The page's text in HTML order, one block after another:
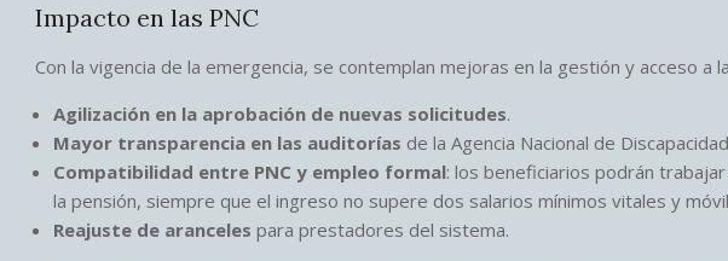
Impacto en las PNC
Con la vigencia de la emergencia, se contemplan mejoras en la gestión y acceso a
Agilización en la aprobación de nuevas solicitudes.
Mayor transparencia en las auditorías de la Agencia Nacional de
Compatibilidad entre PNC y empleo formal: los beneficiarios podrán
la pensión, siempre que el ingreso no supere dos salarios mínimos vitales y
Reajuste de aranceles para prestadores del sistema.